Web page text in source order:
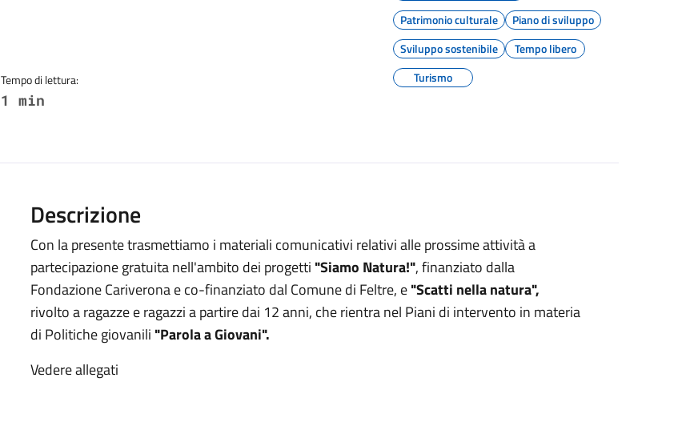
Tempo di lettura:
1 min
Patrimonio culturale
Piano di sviluppo
Sviluppo sostenibile
Tempo libero
Turismo
Descrizione
Con la presente trasmettiamo i materiali comunicativi relativi alle prossime attività a
partecipazione gratuita nell'ambito dei progetti "Siamo Natura!", finanziato dalla
Fondazione Cariverona e co-finanziato dal Comune di Feltre, e"Scatti nella natura",
rivolto a ragazze e ragazzi a partire dai 12 anni, che rientra nel Piani di intervento in materia
di Politiche giovanili "Parola a Giovani".
Vedere allegati